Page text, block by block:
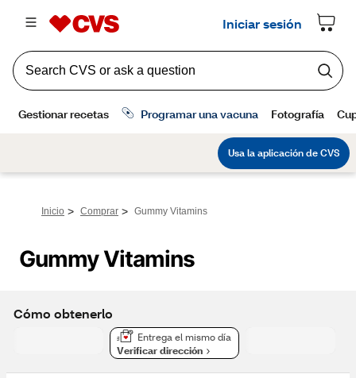
Inicio > Comprar > Gummy Vitamins
Gummy Vitamins
Cómo obtenerlo
Entrega el mismo día
Verificar dirección